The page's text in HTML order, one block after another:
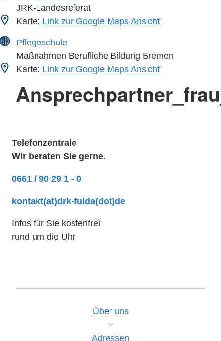
JRK-Landesreferat
Karte: Link zur Google Maps Ansicht
Pflegeschule
Maßnahmen Berufliche Bildung Bremen
Karte: Link zur Google Maps Ansicht
Telefonzentrale
Wir beraten Sie gerne.
0661 / 90 29 1 - 0
kontakt(at)drk-fulda(dot)de
Infos für Sie kostenfrei
rund um die Uhr
Über uns
Adressen